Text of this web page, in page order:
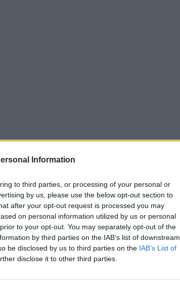
Information
to third parties, or processing of your personal or
by us, please use the below opt-out section to
after your opt-out request is processed you may
on personal information utilized by us or personal
to your opt-out. You may separately opt-out of the
by third parties on the IAB’s list of downstream
be disclosed by us to third parties on the IAB’s List of
disclose it to other third parties.
Senaste projektinläggen